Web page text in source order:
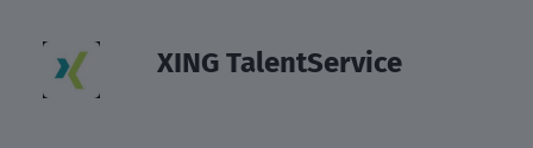
XING TalentService